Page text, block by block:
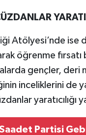
Atölyesi’nde ise
öğrenme
gençler,
inceliklerini de
yaratıcılığı
Partisi